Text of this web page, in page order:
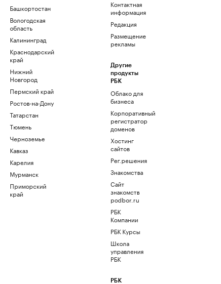
Башкортостан
Вологодская
область
Калининград
Краснодарский
край
Нижний
Новгород
Пермский край
Ростов-на-Дону
Татарстан
Тюмень
Черноземье
Кавказ
Карелия
Мурманск
Приморский
край
Контактная
информация
Редакция
Размещение
рекламы
Другие
продукты
РБК
Облако для
бизнеса
Корпоративный
регистратор
доменов
Хостинг
сайтов
Рег.решения
Знакомства
Сайт
знакомств
podbor.ru
РБК
Компании
РБК Курсы
Школа
управления
РБК
РБК